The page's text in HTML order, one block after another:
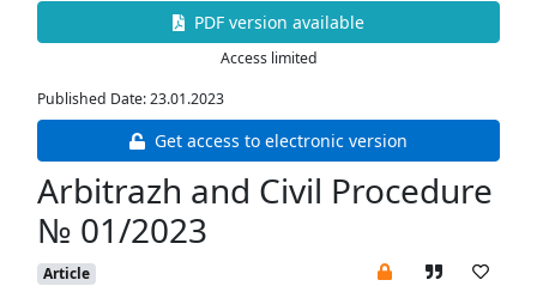
PDF version available
Access limited
Published Date: 23.01.2023
Get access to electronic version
Arbitrazh and Civil Procedure
№ 01/2023
Article